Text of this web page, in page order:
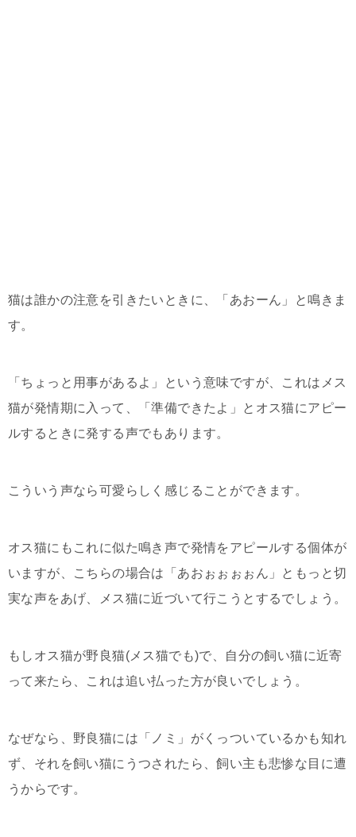
猫は誰かの注意を引きたいときに、「あおーん」と鳴きま
す。
「ちょっと用事があるよ」という意味ですが、これはメス
猫が発情期に入って、「準備できたよ」とオス猫にアピー
ルするときに発する声でもあります。
こういう声なら可愛らしく感じることができます。
オス猫にもこれに似た鳴き声で発情をアピールする個体が
いますが、こちらの場合は「あおぉぉぉぉん」ともっと切
実な声をあげ、メス猫に近づいて行こうとするでしょう。
もしオス猫が野良猫(メス猫でも)で、自分の飼い猫に近寄
って来たら、これは追い払った方が良いでしょう。
なぜなら、野良猫には「ノミ」がくっついているかも知れ
ず、それを飼い猫にうつされたら、飼い主も悲惨な目に遭
うからです。